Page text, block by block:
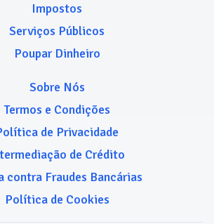
Impostos
Serviços Públicos
Poupar Dinheiro
Sobre Nós
Termos e Condições
de Privacidade
de Crédito
contra Fraudes Bancárias
Política de Cookies